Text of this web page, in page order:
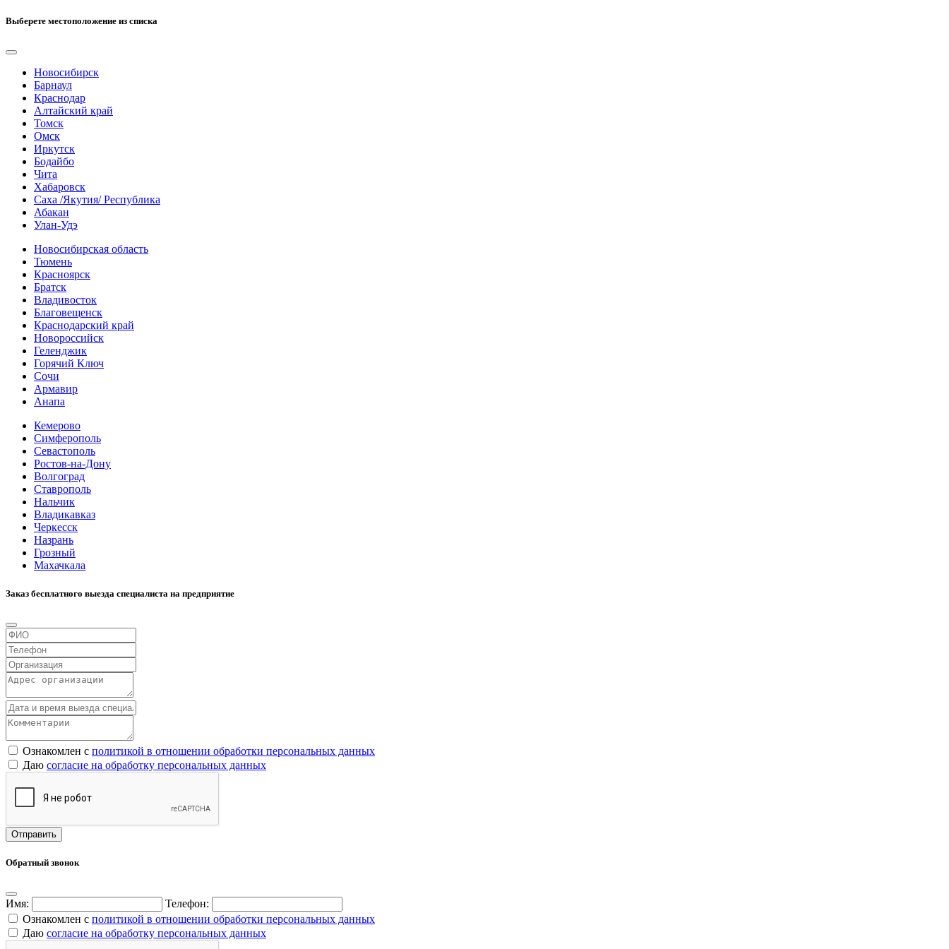
Выберете местоположение из списка
Новосибирск
Барнаул
Краснодар
Алтайский край
Томск
Омск
Иркутск
Бодайбо
Чита
Хабаровск
Саха /Якутия/ Республика
Абакан
Улан-Удэ
Новосибирская область
Тюмень
Красноярск
Братск
Владивосток
Благовещенск
Краснодарский край
Новороссийск
Геленджик
Горячий Ключ
Сочи
Армавир
Анапа
Кемерово
Симферополь
Севастополь
Ростов-на-Дону
Волгоград
Ставрополь
Нальчик
Владикавказ
Черкесск
Назрань
Грозный
Махачкала
Заказ бесплатного выезда специалиста на предприятие
Ознакомлен с политикой в отношении обработки персональных данных
Даю согласие на обработку персональных данных
Обратный звонок
Имя:
Телефон:
Ознакомлен с политикой в отношении обработки персональных данных
Даю согласие на обработку персональных данных